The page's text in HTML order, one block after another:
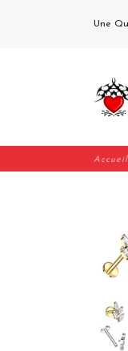
Une
Accueil